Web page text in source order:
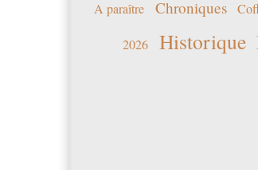
A paraître Chroniques
2026 Historique